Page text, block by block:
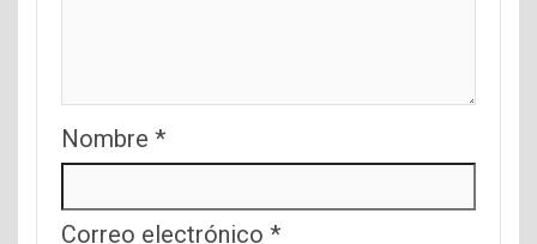
Nombre *
Correo electrónico *